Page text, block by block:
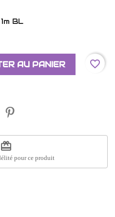
BL
AU PANIER favorite_border
redeem
pour ce produit